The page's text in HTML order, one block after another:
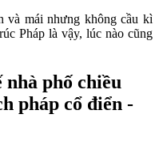
và mái nhưng không cầu kì
Pháp là vậy, lúc nào cũng
nhà phố chiều
pháp cổ điển -